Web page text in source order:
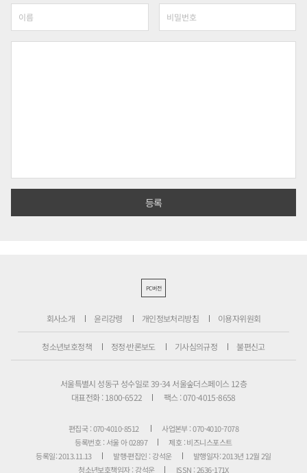
PC버전
회사소개 윤리강령 개인정보처리방침 이용자위원회
청소년보호정책 정정·반론보도 기사심의규정 불편신고
서울특별시 성동구 성수일로 39-34 서울숲더스페이스 12층
대표전화 : 1800-6522
팩스 : 070-4015-8658
편집국 : 070-4010-8512
사업본부 : 070-4010-7078
등록번호 : 서울 아 02897
제호 : 비즈니스포스트
등록일: 2013.11.13
발행·편집인 : 강석운
발행일자: 2013년 12월 2일
청소년보호책임자 : 강석운
ISSN : 2636-171X